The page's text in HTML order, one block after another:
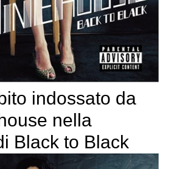
indossato da
nella
Black to Black